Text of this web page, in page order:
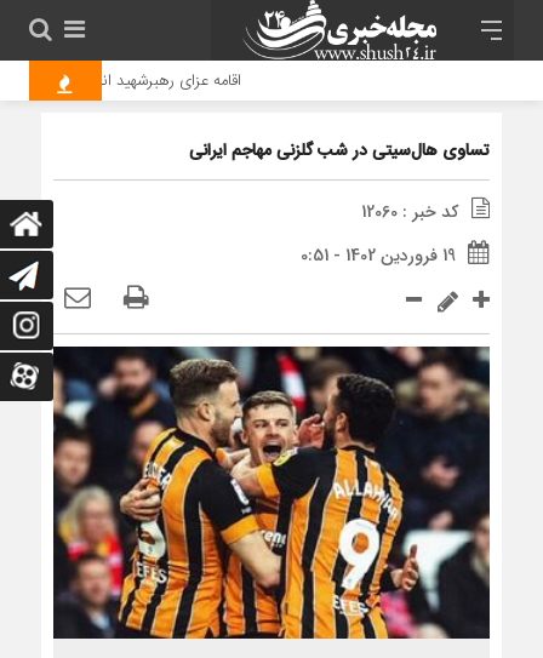
اقامه عزای رهبرشهید انقلاب در جوار
تساوی هال‌سیتی در شب گلزنی مهاجم ایرانی
کد خبر : 12060
19 فروردین 1402 - 0:51